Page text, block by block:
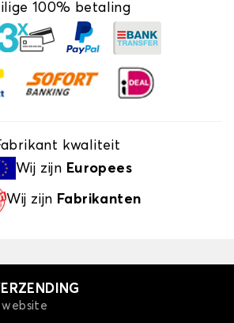
100% betaling
kwaliteit
Wij zijn Europees
Wij zijn Fabrikanten